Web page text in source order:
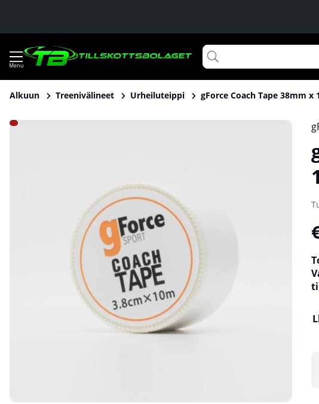
Alkuun Treenivälineet Urheiluteippi gForce Coach Tape 38mm x
Tuotekuvat gForce Coach Tape 38mm x 10m